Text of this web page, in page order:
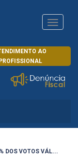
AO
PROFISSIONAL
CRCRJ
DOS VOTOS VÁL...